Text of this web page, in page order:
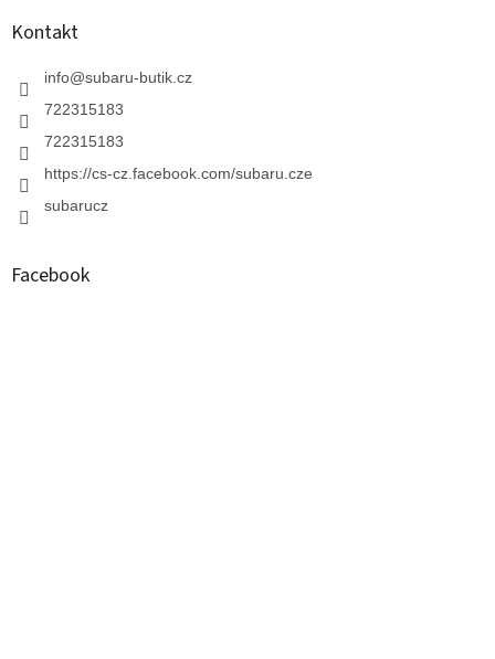
Kontakt
info@subaru-butik.cz
722315183
722315183
https://cs-cz.facebook.com/subaru.cze
subarucz
Facebook